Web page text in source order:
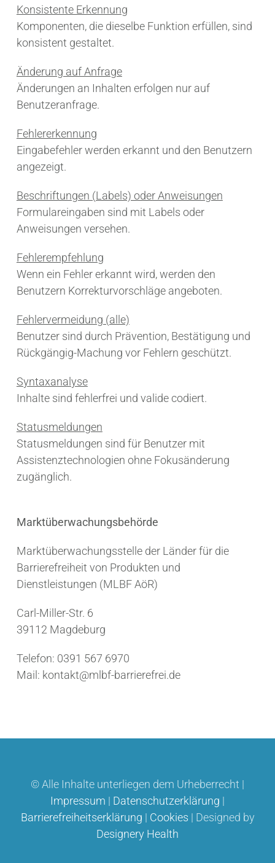
Konsistente Erkennung
Komponenten, die dieselbe Funktion erfüllen, sind
konsistent gestaltet.
Änderung auf Anfrage
Änderungen an Inhalten erfolgen nur auf
Benutzeranfrage.
Fehlererkennung
Eingabefehler werden erkannt und den Benutzern
angezeigt.
Beschriftungen (Labels) oder Anweisungen
Formulareingaben sind mit Labels oder
Anweisungen versehen.
Fehlerempfehlung
Wenn ein Fehler erkannt wird, werden den
Benutzern Korrekturvorschläge angeboten.
Fehlervermeidung (alle)
Benutzer sind durch Prävention, Bestätigung und
Rückgängig-Machung vor Fehlern geschützt.
Syntaxanalyse
Inhalte sind fehlerfrei und valide codiert.
Statusmeldungen
Statusmeldungen sind für Benutzer mit
Assistenztechnologien ohne Fokusänderung
zugänglich.
Marktüberwachungsbehörde
Marktüberwachungsstelle der Länder für die
Barrierefreiheit von Produkten und
Dienstleistungen (MLBF AöR)
Carl-Miller-Str. 6
39112 Magdeburg
Telefon: 0391 567 6970
Mail: kontakt@mlbf-barrierefrei.de
© Alle Inhalte unterliegen dem Urheberrecht |
Impressum | Datenschutzerklärung |
Barrierefreiheitserklärung | Cookies | Designed by
Designery Health